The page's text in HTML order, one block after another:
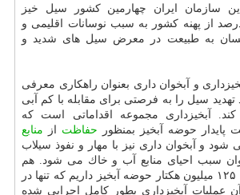
سازمان ایران چهارمین كشور سیل خیز
و حدود ۲۶ درصد از پهنه كشور به سبب نوسانات اقلیمی و
به طبیعت در معرض سیل های شدید و
و آبخوان داری بعنوان راهكاری معرفی
سیل را به فرصتی برای مقابله با كم آبی
آبخیزداری مجموعه اقداماتی است كه
پایدار حوضه آبخیز بمنظور حفاظت از منابع
و آبخوان داری نیز با مهار و نفوذ سیلاب
سبب احیای منابع آب و خاك می شود. هم
اكنون در كشور ایران ۱۲۵ میلیون هكتار حوضه آبخیز داریم كه تنها در
آن عملیات آبخیزداری بطور كامل اجرایی شده